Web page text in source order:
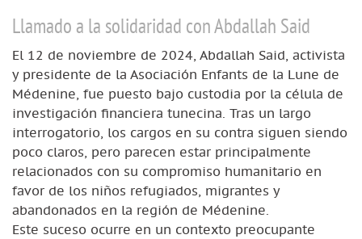
Llamado a la solidaridad con Abdallah Said
El 12 de noviembre de 2024, Abdallah Said, activista
y presidente de la Asociación Enfants de la Lune de
Médenine, fue puesto bajo custodia por la célula de
investigación financiera tunecina. Tras un largo
interrogatorio, los cargos en su contra siguen siendo
poco claros, pero parecen estar principalmente
relacionados con su compromiso humanitario en
favor de los niños refugiados, migrantes y
abandonados en la región de Médenine.
Este suceso ocurre en un contexto preocupante